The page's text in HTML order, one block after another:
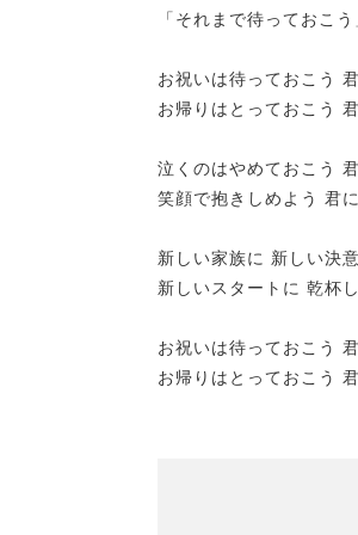
「それまで待っておこう
お祝いは待っておこう
お帰りはとっておこう
泣くのはやめておこう
笑顔で抱きしめよう 君
新しい家族に 新しい決
新しいスタートに 乾杯
お祝いは待っておこう
お帰りはとっておこう